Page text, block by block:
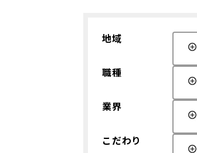
地域
職種
業界
こだわり